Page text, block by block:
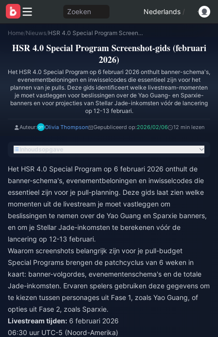
Zoeken Nederlands /
Home/Nieuws/ HSR 4.0 Special Program Screenshot-gids (februari 2026)
HSR 4.0 Special Program Screenshot-gids (februari
2026)
Het HSR 4.0 Special Program op 6 februari 2026 onthult banner-schema's,
evenementbeloningen en inwisselcodes die essentieel zijn voor het
plannen van je pulls. Deze gids identificeert welke livestream-momenten
je moet vastleggen voor beslissingen over de Yao Guang- en Sparxie-
banners en voor projecties van Stellar Jade-inkomsten vóór de lancering
op 12-13 februari.
Auteur: Olivia Thompson Gepubliceerd op:2026/02/06 12 min lezen
Inhoudsopgave
Het HSR 4.0 Special Program op 6 februari 2026 onthult de
banner-schema's, evenementbeloningen en inwisselcodes die
essentieel zijn voor je pull-planning. Deze gids laat zien welke
momenten uit de livestream je moet vastleggen om
beslissingen te nemen over de Yao Guang en Sparxie banners,
en om je Stellar Jade-inkomsten te berekenen vóór de
lancering op 12-13 februari.
Waarom screenshots belangrijk zijn voor je pull-budget
Special Programs brengen de patchcyclus van 6 weken in
kaart: banner-volgordes, evenementenschema's en de totale
Jade-inkomsten. Ervaren spelers gebruiken deze gegevens om
te kiezen tussen personages uit Fase 1, zoals Yao Guang, of
opties uit Fase 2, zoals Sparxie.
Livestream tijden: 6 februari 2026
06:30 uur UTC-5 (Noord-Amerika)